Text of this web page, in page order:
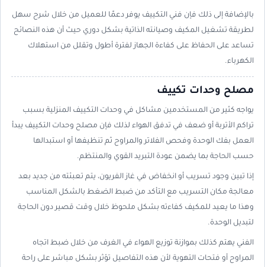
بالإضافة إلى ذلك فإن فني التكييف يوفر دعمًا للعميل من خلال شرح سهل
لطريقة تشغيل المكيف وصيانته الذاتية بشكل دوري حيث أن هذه النصائح
تساعد على الحفاظ على كفاءة الجهاز لفترة أطول وتقلل من استهلاك
الكهرباء.
مصلح وحدات تكييف
يواجه كثير من المستخدمين مشاكل في وحدات التكييف المنزلية بسبب
تراكم الأتربة أو ضعف في تدفق الهواء لذلك فإن مصلح وحدات التكييف يبدأ
العمل بفك الوحدة وفحص الفلاتر والمراوح ثم تنظيفها أو استبدالها
حسب الحاجة بما يضمن عودة التبريد القوي والمنتظم.
إذا تبين وجود تسريب أو انخفاض في غاز الفريون، يتم تعبئته من جديد بعد
معالجة مكان التسريب مع التأكد من ضبط الضغط بالشكل المناسب
وهذا ما يعيد للمكيف كفاءته بشكل ملحوظ خلال وقت قصير دون الحاجة
لتبديل الوحدة.
الفني يهتم كذلك بموازنة توزيع الهواء في الغرف من خلال ضبط اتجاه
المراوح أو فتحات التهوية لأن هذه التفاصيل تؤثر بشكل مباشر على راحة